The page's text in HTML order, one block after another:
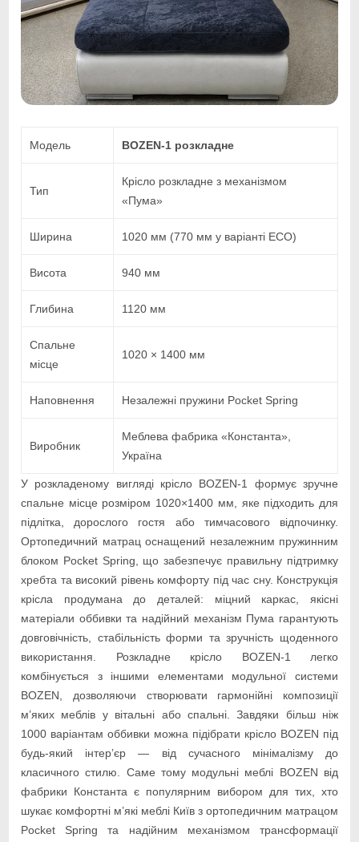
Модель BOZEN-1 розкладне
Тип
Крісло розкладне з механізмом
«Пума»
Ширина 1020 мм (770 мм у варіанті ECO)
Висота 940 мм
Глибина 1120 мм
Спальне
місце
1020 × 1400 мм
Наповнення Незалежні пружини Pocket Spring
Виробник
Меблева фабрика «Константа»,
Україна
У розкладеному вигляді крісло BOZEN-1 формує зручне
спальне місце розміром 1020×1400 мм, яке підходить для
підлітка, дорослого гостя або тимчасового відпочинку.
Ортопедичний матрац оснащений незалежним пружинним
блоком Pocket Spring, що забезпечує правильну підтримку
хребта та високий рівень комфорту під час сну. Конструкція
крісла продумана до деталей: міцний каркас, якісні
матеріали оббивки та надійний механізм Пума гарантують
довговічність, стабільність форми та зручність щоденного
використання. Розкладне крісло BOZEN-1 легко
комбінується з іншими елементами модульної системи
BOZEN, дозволяючи створювати гармонійні композиції
м’яких меблів у вітальні або спальні. Завдяки більш ніж
1000 варіантам оббивки можна підібрати крісло BOZEN під
будь-який інтер’єр — від сучасного мінімалізму до
класичного стилю. Саме тому модульні меблі BOZEN від
фабрики Константа є популярним вибором для тих, хто
шукає комфортні м’які меблі Київ з ортопедичним матрацом
Pocket Spring та надійним механізмом трансформації